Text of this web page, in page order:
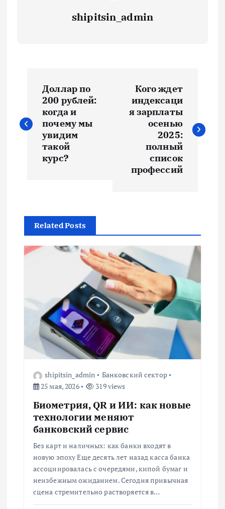
shipitsin_admin
в
и
п
з
Доллар по
200 рублей:
когда и
почему мы
увидим
такой
курс?
Кого ждет
индексаци
я зарплаты
осенью
2025:
полный
список
профессий
Related Posts
shipitsin_admin
Банковский сектор
25 мая, 2026
319 views
Биометрия, QR и ИИ: как новые
технологии меняют
банковский сервис
Без карт и наличных: как банки входят в
новую эпоху Еще десять лет назад касса банка
ассоциировалась с очередями, кипой бумаг и
неизбежным ожиданием. Сегодня привычная
сцена стремительно растворяется в…